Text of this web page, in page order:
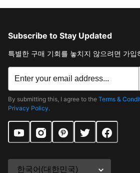
Subscribe to Stay Updated
특별한 구매 기회를 놓치지 않으려면 가입
By submitting this, I agree to the Terms &
Privacy Policy.